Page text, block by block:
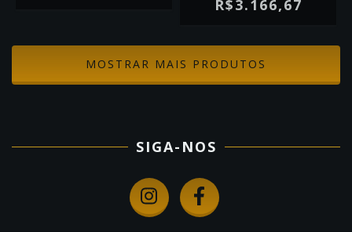
R$3.166,67
MOSTRAR MAIS PRODUTOS
SIGA-NOS